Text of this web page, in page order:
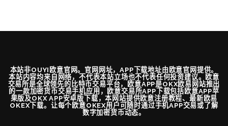
本站非OUYI欧意官网。官网网址，APP下载地址由欧意官网提供。
本站内容均来自网络，不代表本站立场也不代表任何投资建议。欧意
交易所是全球领先的比特币交易平台，欧意APP是OKX欧易网站推出
的一款加密货币交易手机应用，欧意交易所APP下载包括欧意APP苹
果版及OKX APP安卓版下载，本网站提供欧意注册教程、最新欧易
OKEX下载。让每个欧意OKEX用户可随时通过手机APP交易或了解
数字加密货币动态。